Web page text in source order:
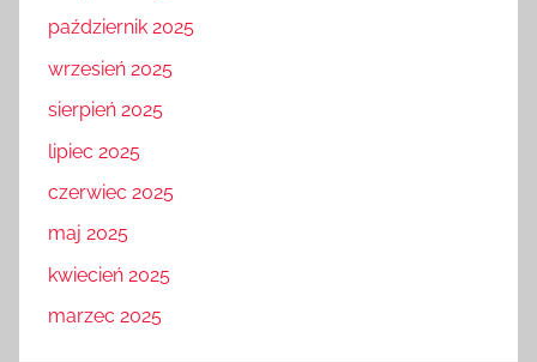
październik 2025
wrzesień 2025
sierpień 2025
lipiec 2025
czerwiec 2025
maj 2025
kwiecień 2025
marzec 2025